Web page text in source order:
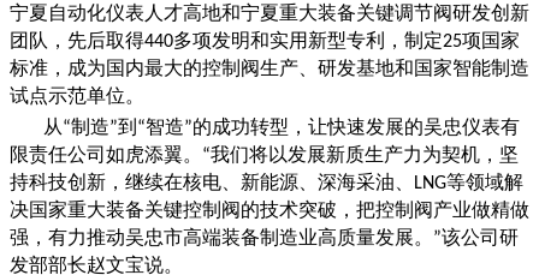
宁夏自动化仪表人才高地和宁夏重大装备关键调节阀研发创新
团队，先后取得440多项发明和实用新型专利，制定25项国家
标准，成为国内最大的控制阀生产、研发基地和国家智能制造
试点示范单位。
从“制造”到 “智造”的成功转型，让快速发展的吴忠仪表有
限责任公司如虎添翼。 “我们将以发展新质生产力为契机，坚
持科技创新，继续在核电、新能源、深海采油、
LNG等领域解
决国家重大装备关键控制阀的技术突破，把控制阀产业做精做
强，有力推动吴忠市高端装备制造业高质量发展。 ”该公司研
发部部长赵文宝说。